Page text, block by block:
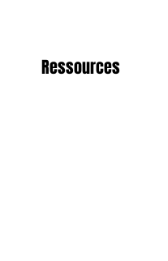
Ressources